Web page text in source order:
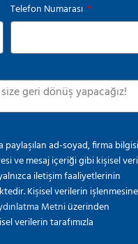
Telefon Numarası
paylaşılan ad-soyad, firma
ve mesaj içeriği gibi kişisel
iletişim faaliyetlerinin
Kişisel verilerin işlenmesine
Metniüzerinden
verilerin tarafımızla